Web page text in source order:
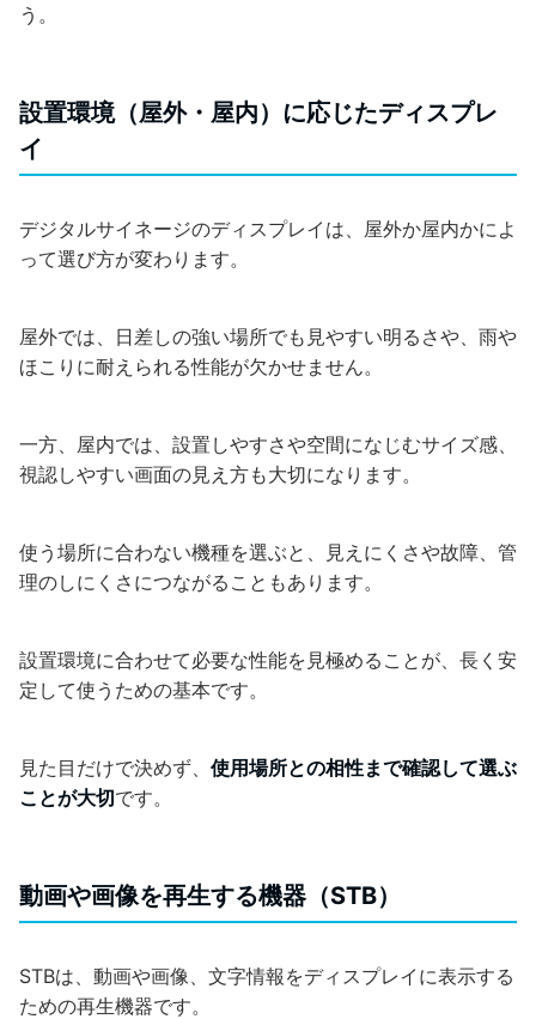
う。
設置環境（屋外・屋内）に応じたディスプレ
イ
デジタルサイネージのディスプレイは、屋外か屋内かによ
って選び方が変わります。
屋外では、日差しの強い場所でも見やすい明るさや、雨や
ほこりに耐えられる性能が欠かせません。
一方、屋内では、設置しやすさや空間になじむサイズ感、
視認しやすい画面の見え方も大切になります。
使う場所に合わない機種を選ぶと、見えにくさや故障、管
理のしにくさにつながることもあります。
設置環境に合わせて必要な性能を見極めることが、長く安
定して使うための基本です。
見た目だけで決めず、 使用場所との相性まで確認して選ぶ
ことが大切です。
動画や画像を再生する機器（STB）
STBは、動画や画像、文字情報をディスプレイに表示する
ための再生機器です。